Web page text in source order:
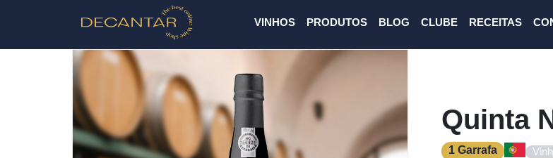
VINHOS PRODUTOS BLOG CLUBE RECEITAS
Quinta
1 Garrafa